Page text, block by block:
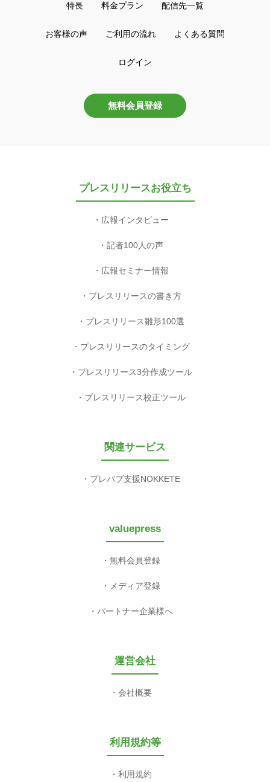
特長 料金プラン 配信先一覧
お客様の声 ご利用の流れ よくある質問
ログイン
無料会員登録
プレスリリースお役立ち
広報インタビュー
記者100人の声
広報セミナー情報
プレスリリースの書き方
プレスリリース雛形100選
プレスリリースのタイミング
プレスリリース3分作成ツール
プレスリリース校正ツール
関連サービス
プレパブ支援NOKKETE
valuepress
無料会員登録
メディア登録
パートナー企業様へ
運営会社
会社概要
利用規約等
利用規約